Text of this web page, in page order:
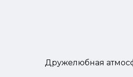
Дружелюбная